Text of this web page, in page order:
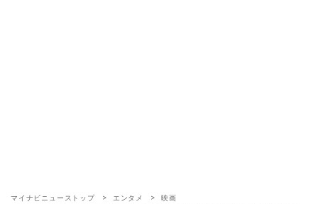
マイナビニューストップ エンタメ
映画